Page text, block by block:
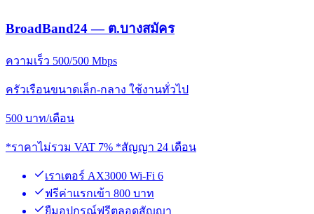
BroadBand24 — ต.บางสมัคร
ความเร็ว 500/500 Mbps
ครัวเรือนขนาดเล็ก-กลาง ใช้งานทั่วไป
500 บาท/เดือน
*ราคาไม่รวม VAT 7% *สัญญา 24 เดือน
เราเตอร์ AX3000 Wi-Fi 6
ฟรีค่าแรกเข้า 800 บาท
ยืมอุปกรณ์ฟรีตลอดสัญญา